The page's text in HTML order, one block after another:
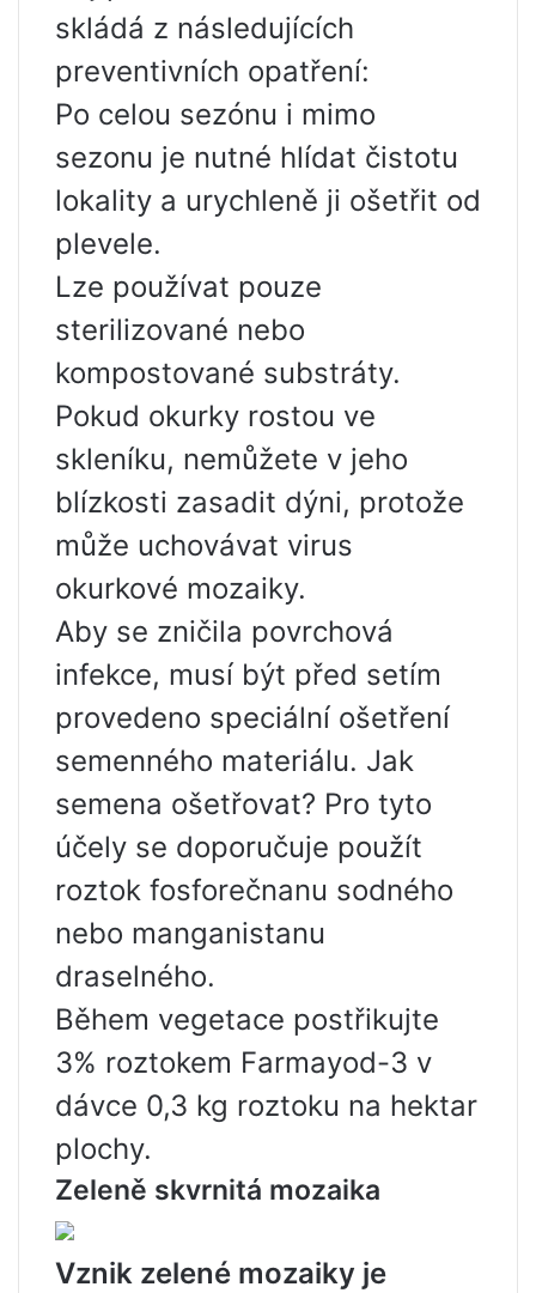
skládá z následujících
preventivních opatření:
Po celou sezónu i mimo
sezonu je nutné hlídat čistotu
lokality a urychleně ji ošetřit od
plevele.
Lze používat pouze
sterilizované nebo
kompostované substráty.
Pokud okurky rostou ve
skleníku, nemůžete v jeho
blízkosti zasadit dýni, protože
může uchovávat virus
okurkové mozaiky.
Aby se zničila povrchová
infekce, musí být před setím
provedeno speciální ošetření
semenného materiálu. Jak
semena ošetřovat? Pro tyto
účely se doporučuje použít
roztok fosforečnanu sodného
nebo manganistanu
draselného.
Během vegetace postřikujte
3% roztokem Farmayod-3 v
dávce 0,3 kg roztoku na hektar
plochy.
Zeleně skvrnitá mozaika
Vznik zelené mozaiky je